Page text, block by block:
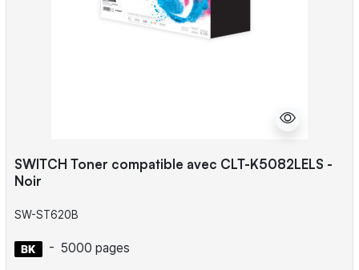
SWITCH Toner compatible avec CLT-K5082LELS -
Noir
SW-ST620B
- 5000 pages